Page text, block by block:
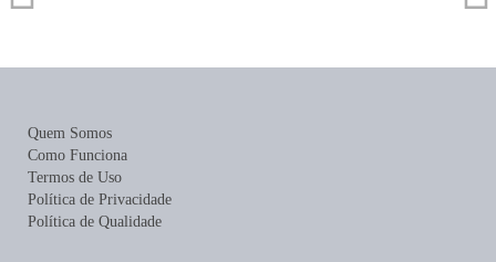
Quem Somos
Como Funciona
Termos de Uso
Política de Privacidade
Política de Qualidade